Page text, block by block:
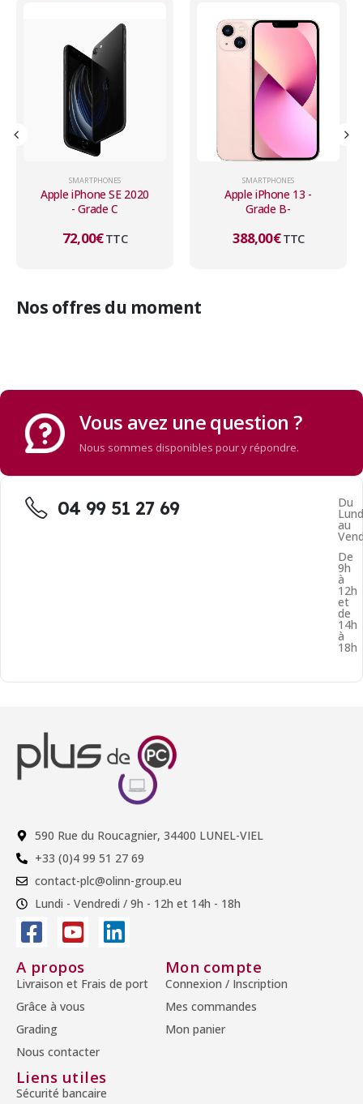
SMARTPHONES
Apple iPhone 13 -
Grade B-
388,00€TTC
SMARTPHONES
Apple iPhone 13 -
Grade B
403,00€ TTC
Nos offres du moment
Vous avez une question ?
Nous sommes disponibles pour y répondre.
04 99 51 27 69 Du
au
De
9h
à
12h
et
de
14h
à
18h
590 Rue du Roucagnier, 34400 LUNEL-VIEL
+33 (0)4 99 51 27 69
contact-plc@olinn-group.eu
Lundi - Vendredi / 9h - 12h et 14h - 18h
A propos
Livraison et Frais de port
Grâce à vous
Grading
Nous contacter
Mon compte
Connexion / Inscription
Mes commandes
Mon panier
Liens utiles
Sécurité bancaire